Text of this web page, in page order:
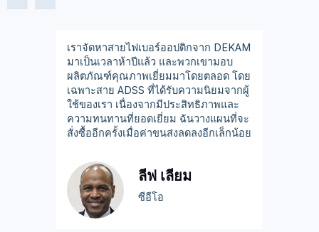
เราจัดหาสายไฟเบอร์ออปติกจาก DEKAM
มาเป็นเวลาห้าปีแล้ว และพวกเขามอบ
ผลิตภัณฑ์คุณภาพเยี่ยมมาโดยตลอด โดย
เฉพาะสาย ADSS ที่ได้รับความนิยมจากผู้
ใช้ของเรา เนื่องจากมีประสิทธิภาพและ
ความทนทานที่ยอดเยี่ยม ฉันวางแผนที่จะ
สั่งซื้ออีกครั้งเมื่อค่าขนส่งลดลงอีกเล็กน้อย
ลีฟ เลียม
ซีอีโอ